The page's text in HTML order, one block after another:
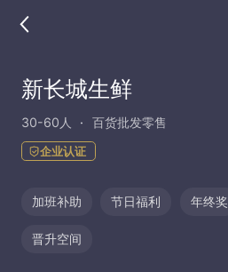
新长城生鲜
30-60人 百货批发零售
企业认证
加班补助 节日福利 年终奖
晋升空间